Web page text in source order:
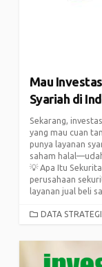
Mau
Syariah di
Sekarang,
yang mau cuan
punya layanan
saham
💡 Apa Itu
perusahaan
layanan jual beli
CATEGORIES
DATA